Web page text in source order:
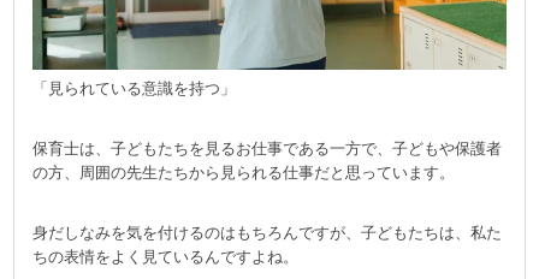
「見られている意識を持つ」
保育士は、子どもたちを見るお仕事である一方で、子どもや保護者
の方、周囲の先生たちから見られる仕事だと思っています。
身だしなみを気を付けるのはもちろんですが、子どもたちは、私た
ちの表情をよく見ているんですよね。